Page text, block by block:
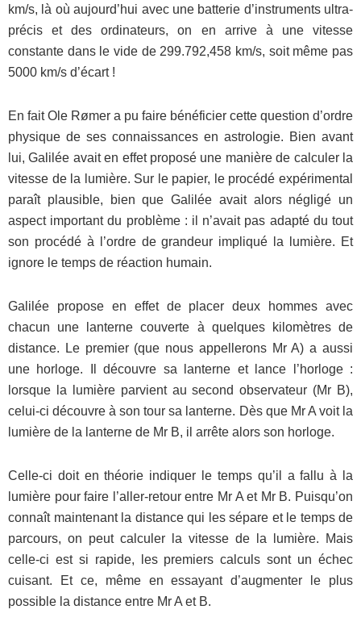
km/s, là où aujourd’hui avec une batterie d’instruments ultra-
précis et des ordinateurs, on en arrive à une vitesse
constante dans le vide de 299.792,458 km/s, soit même pas
5000 km/s d’écart !
En fait Ole Rømer a pu faire bénéficier cette question d’ordre
physique de ses connaissances en astrologie. Bien avant
lui, Galilée avait en effet proposé une manière de calculer la
vitesse de la lumière. Sur le papier, le procédé expérimental
paraît plausible, bien que Galilée avait alors négligé un
aspect important du problème : il n’avait pas adapté du tout
son procédé à l’ordre de grandeur impliqué la lumière. Et
ignore le temps de réaction humain.
Galilée propose en effet de placer deux hommes avec
chacun une lanterne couverte à quelques kilomètres de
distance. Le premier (que nous appellerons Mr A) a aussi
une horloge. Il découvre sa lanterne et lance l’horloge :
lorsque la lumière parvient au second observateur (Mr B),
celui-ci découvre à son tour sa lanterne. Dès que Mr A voit la
lumière de la lanterne de Mr B, il arrête alors son horloge.
Celle-ci doit en théorie indiquer le temps qu’il a fallu à la
lumière pour faire l’aller-retour entre Mr A et Mr B. Puisqu’on
connaît maintenant la distance qui les sépare et le temps de
parcours, on peut calculer la vitesse de la lumière. Mais
celle-ci est si rapide, les premiers calculs sont un échec
cuisant. Et ce, même en essayant d’augmenter le plus
possible la distance entre Mr A et B.